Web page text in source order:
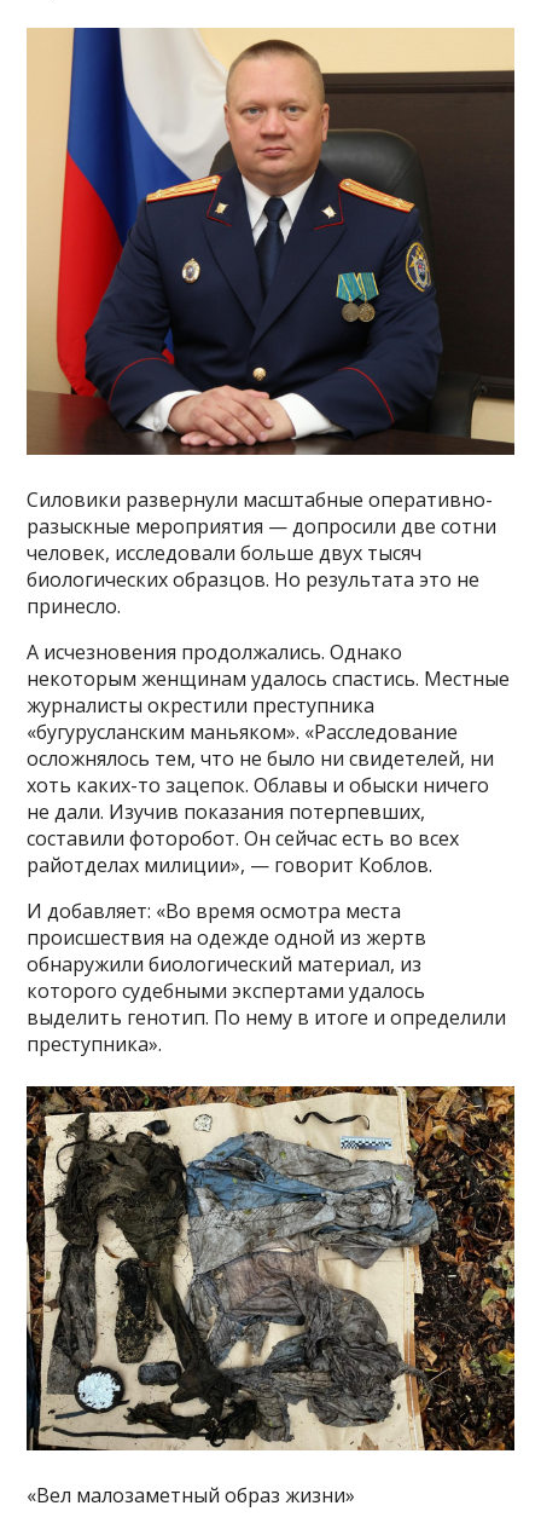
Силовики развернули масштабные оперативно-
разыскные мероприятия — допросили две сотни
человек, исследовали больше двух тысяч
биологических образцов. Но результата это не
принесло.
А исчезновения продолжались. Однако
некоторым женщинам удалось спастись. Местные
журналисты окрестили преступника
«бугурусланским маньяком». «Расследование
осложнялось тем, что не было ни свидетелей, ни
хоть каких-то зацепок. Облавы и обыски ничего
не дали. Изучив показания потерпевших,
составили фоторобот. Он сейчас есть во всех
райотделах милиции», — говорит Коблов.
И добавляет: «Во время осмотра места
происшествия на одежде одной из жертв
обнаружили биологический материал, из
которого судебными экспертами удалось
выделить генотип. По нему в итоге и определили
преступника».
«Вел малозаметный образ жизни»